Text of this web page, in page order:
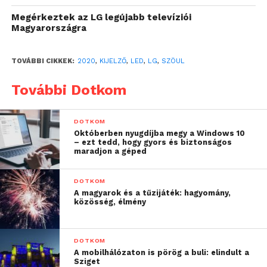
Megérkeztek az LG legújabb televíziói
Magyarországra
TOVÁBBI CIKKEK: 2020, KIJELZŐ, LED, LG, SZÖUL
További Dotkom
DOTKOM
Októberben nyugdíjba megy a Windows 10
– ezt tedd, hogy gyors és biztonságos
maradjon a géped
DOTKOM
A magyarok és a tűzijáték: hagyomány,
közösség, élmény
DOTKOM
A mobilhálózaton is pörög a buli: elindult a
Sziget